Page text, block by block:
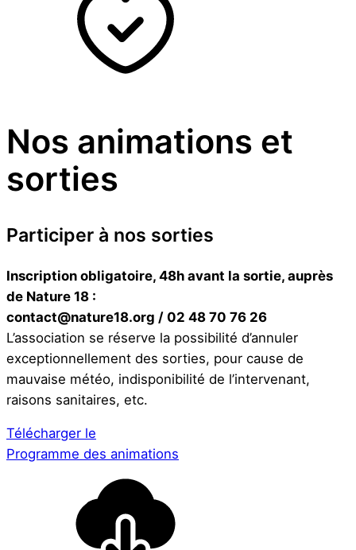
Nos animations et
sorties
Participer à nos sorties
Inscription obligatoire, 48h avant la sortie, auprès
de Nature 18 :
contact@nature18.org / 02 48 70 76 26
L’association se réserve la possibilité d’annuler
exceptionnellement des sorties, pour cause de
mauvaise météo, indisponibilité de l’intervenant,
raisons sanitaires, etc.
Télécharger le
Programme des animations